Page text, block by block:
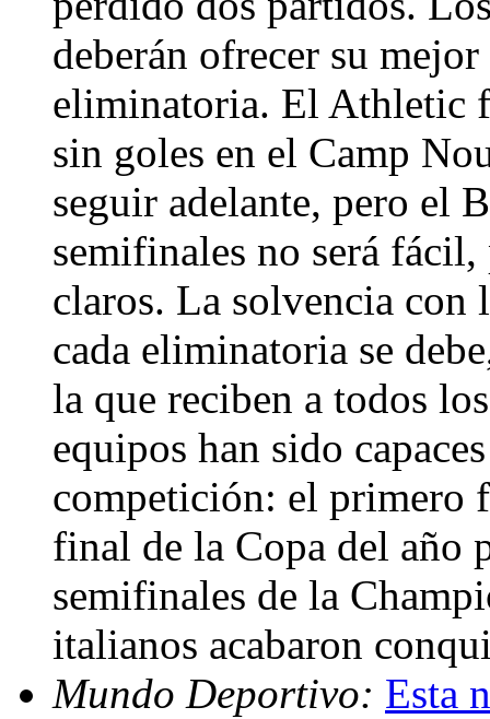
deberán ofrecer su
eliminatoria. El Athletic
sin goles en el Camp
seguir adelante, pero el
semifinales no será
claros. La solvencia con
cada eliminatoria se
la que reciben a todos
equipos han sido
competición: el primero
final de la Copa del año
semifinales de la
italianos acabaron
Mundo Deportivo: Esta